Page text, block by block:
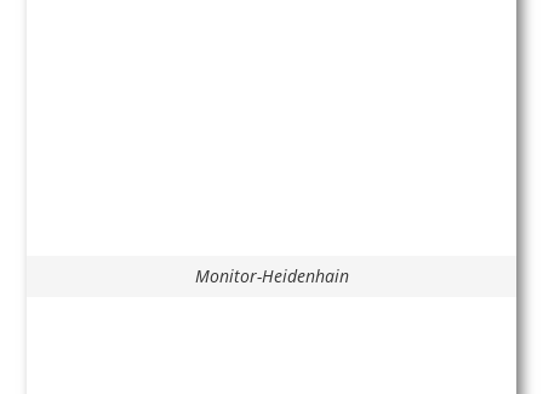
Monitor-Heidenhain